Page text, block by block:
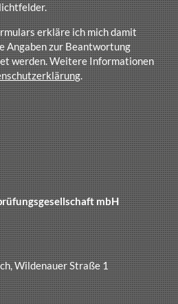
erkläre ich mich damit
Angaben zur Beantwortung
werden. Weitere Informationen
.
mbH
Wildenauer Straße 1